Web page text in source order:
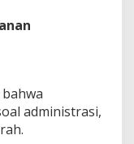
administrasi,